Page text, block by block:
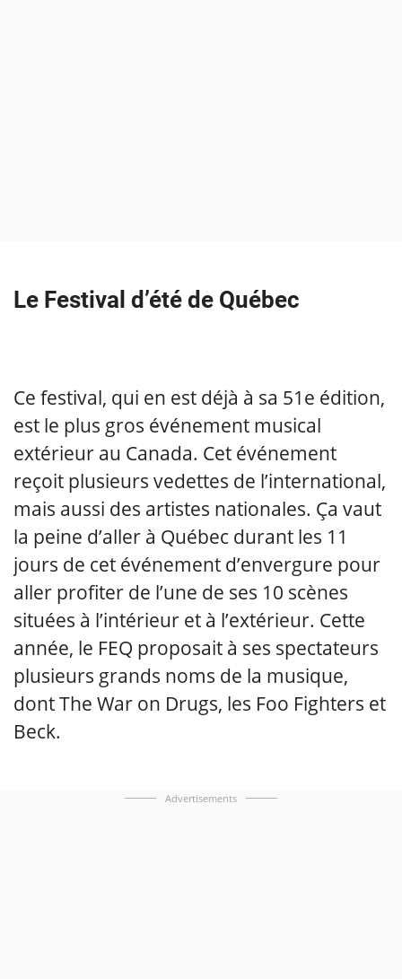
Le Festival d’été de Québec
Ce festival, qui en est déjà à sa 51e édition,
est le plus gros événement musical
extérieur au Canada. Cet événement
reçoit plusieurs vedettes de l’international,
mais aussi des artistes nationales. Ça vaut
la peine d’aller à Québec durant les 11
jours de cet événement d’envergure pour
aller profiter de l’une de ses 10 scènes
situées à l’intérieur et à l’extérieur. Cette
année, le FEQ proposait à ses spectateurs
plusieurs grands noms de la musique,
dont The War on Drugs, les Foo Fighters et
Beck.
Advertisements